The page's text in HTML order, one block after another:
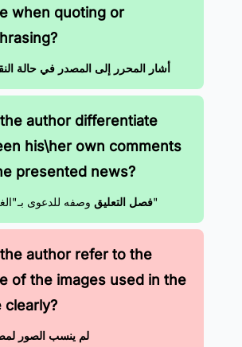
when quoting or
أشار المحرر إلى المصدر في حالة
the author differentiate
his\her own comments
presented news?
فصل التعليقوصفه للدعوى بـ"الغريبة من نوعها"
the author refer to the
of the images used in the
clearly?
لم ينسب الصور